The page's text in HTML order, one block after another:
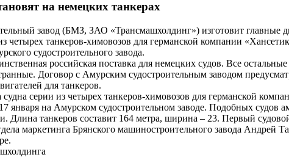
на немецких танкерах
завод (БМЗ, ЗАО «Трансмашхолдинг») изготовит главные
четырех танкеров-химовозов для германской компании
судостроительного завода.
российская поставка для немецких судов. Все остальные
Договор с Амурским судостроительным заводом
для танкеров.
судна серии из четырех танкеров-химовозов для германской
января на Амурском судостроительном заводе. Подобных судов
Длина танкеров составит 164 метра, ширина – 23. Первый
маркетинга Брянского машиностроительного завода Андрей